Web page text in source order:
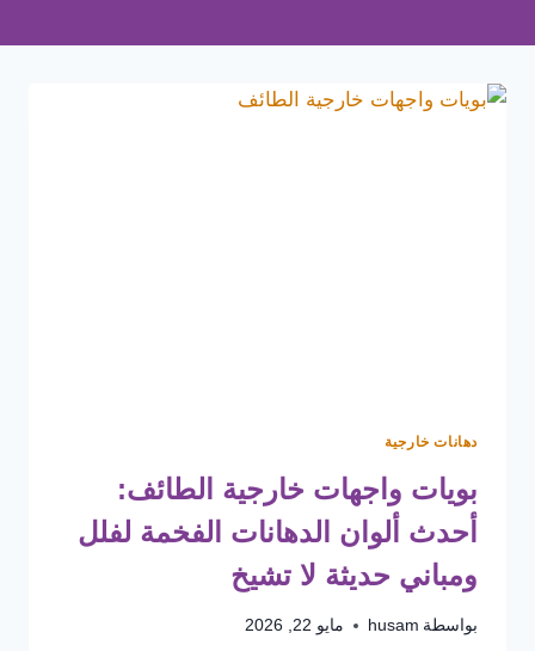
دهانات خارجية
بويات واجهات خارجية الطائف:
أحدث ألوان الدهانات الفخمة لفلل
ومباني حديثة لا تشيخ
بواسطة husam مايو 22, 2026